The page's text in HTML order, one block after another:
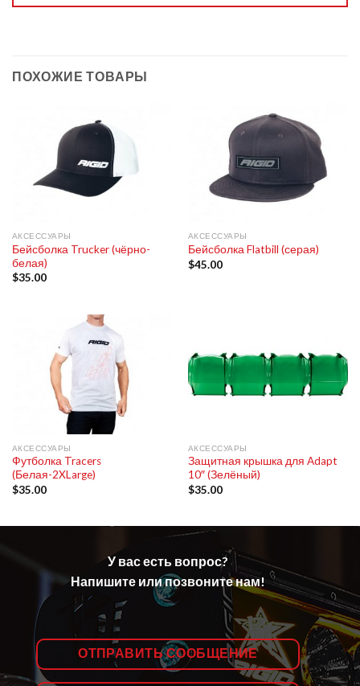
ПОХОЖИЕ ТОВАРЫ
АКСЕССУАРЫ
Бейсболка Trucker (чёрно-
белая)
$35.00
АКСЕССУАРЫ
Бейсболка Flatbill (серая)
$45.00
АКСЕССУАРЫ
Футболка Tracers
(Белая-2XLarge)
$35.00
АКСЕССУАРЫ
Защитная крышка для Adapt
10″ (Зелёный)
$35.00
У вас есть вопрос?
Напишите или позвоните нам!
ОТПРАВИТЬ СООБЩЕНИЕ